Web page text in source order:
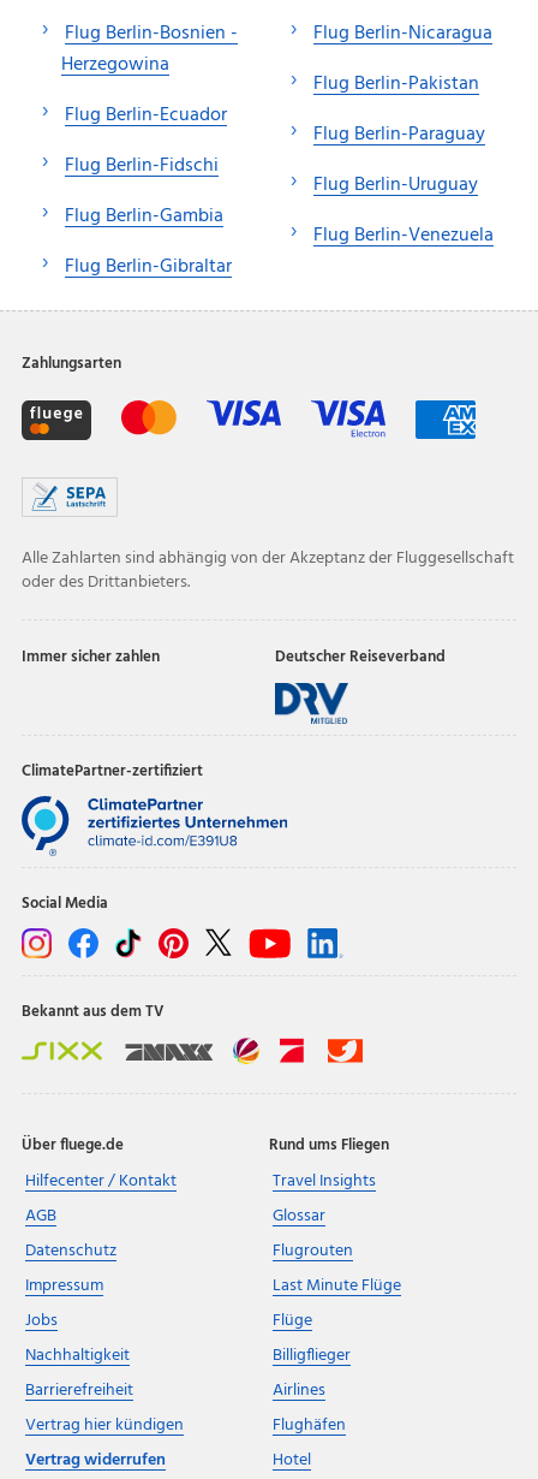
Flug Berlin-Bosnien -
Herzegowina
Flug Berlin-Ecuador
Flug Berlin-Fidschi
Flug Berlin-Gambia
Flug Berlin-Gibraltar
Flug Berlin-Nicaragua
Flug Berlin-Pakistan
Flug Berlin-Paraguay
Flug Berlin-Uruguay
Flug Berlin-Venezuela